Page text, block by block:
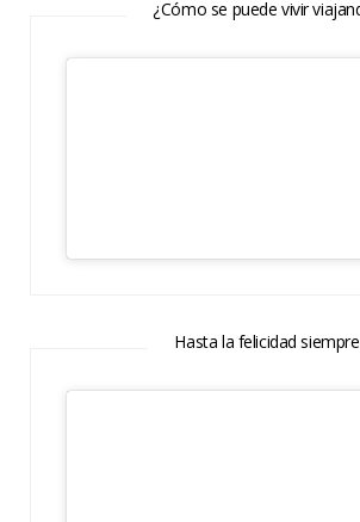
¿Cómo se puede vivir
Hasta la felicidad siempre